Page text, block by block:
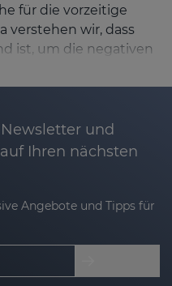
für die vorzeitige
verstehen wir, dass
ist, um die negativen
zu
Verfassung
, die nicht
Schäden
und Ihre Haut
und
Ihren nächsten
Angebote und Tipps für